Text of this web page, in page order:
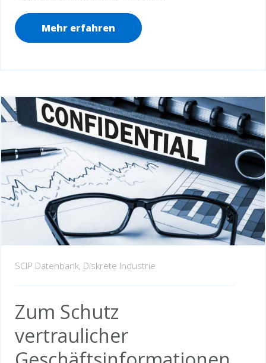
Mehr erfahren
SCIP Datenbank, Diskrete Industrie
Zum Schutz
vertraulicher